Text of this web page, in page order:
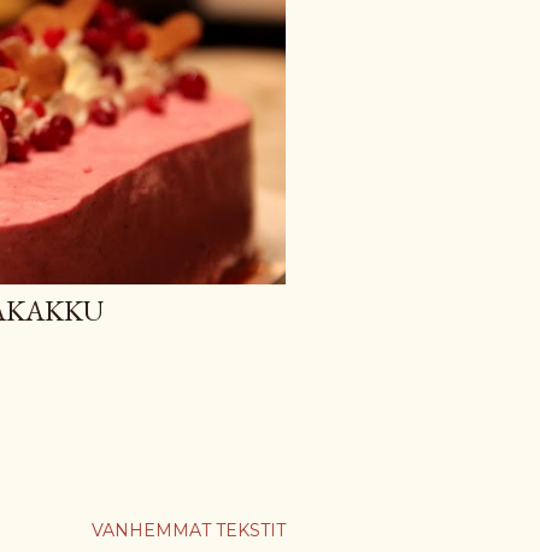
VANHEMMAT TEKSTIT